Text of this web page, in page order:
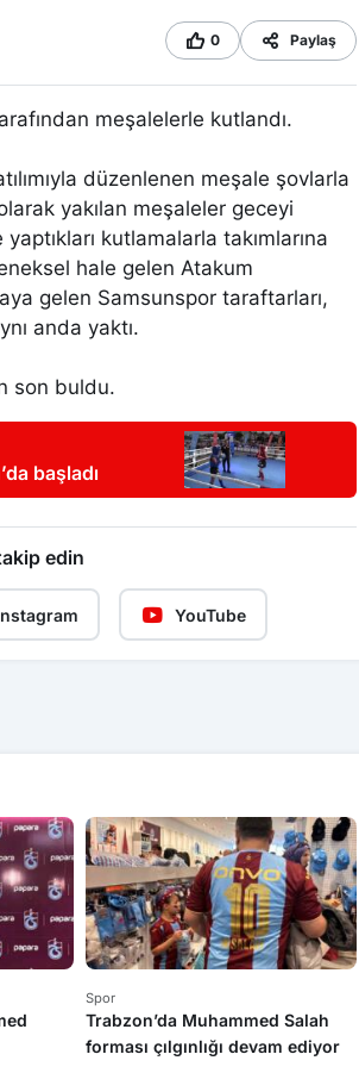
0 Paylaş
meşalelerle kutlandı.
düzenlenen meşale şovlarla
yakılan meşaleler geceyi
kutlamalarla takımlarına
hale gelen Atakum
gelen Samsunspor taraftarları,
anda yaktı.
son buldu.
başladı
edin
YouTube
Spor
Trabzon’da Muhammed Salah
forması çılgınlığı devam ediyor